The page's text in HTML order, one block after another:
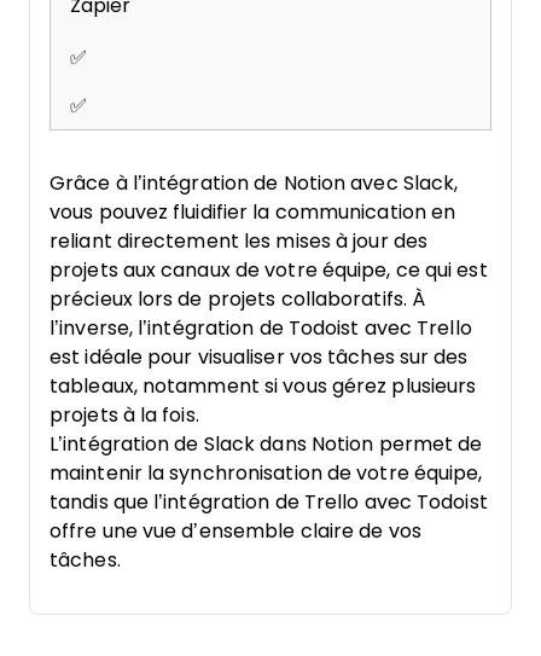
Zapier
✅
✅
Grâce à l’intégration de Notion avec Slack,
vous pouvez fluidifier la communication en
reliant directement les mises à jour des
projets aux canaux de votre équipe, ce qui est
précieux lors de projets collaboratifs. À
l’inverse, l’intégration de Todoist avec Trello
est idéale pour visualiser vos tâches sur des
tableaux, notamment si vous gérez plusieurs
projets à la fois.
L’intégration de Slack dans Notion permet de
maintenir la synchronisation de votre équipe,
tandis que l’intégration de Trello avec Todoist
offre une vue d’ensemble claire de vos
tâches.